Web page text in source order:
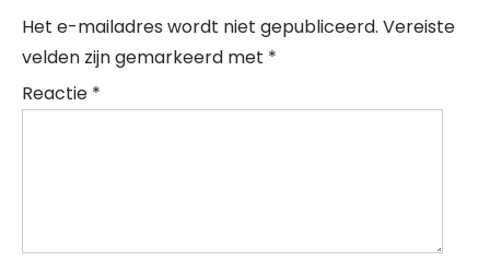
Het e-mailadres wordt niet gepubliceerd. Vereiste
velden zijn gemarkeerd met *
Reactie *